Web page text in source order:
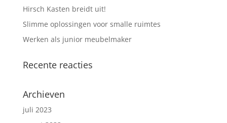
Hirsch Kasten breidt uit!
Slimme oplossingen voor smalle ruimtes
Werken als junior meubelmaker
Recente reacties
Archieven
juli 2023